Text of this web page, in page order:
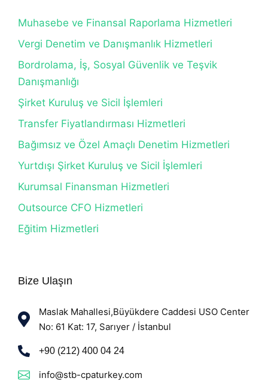
Muhasebe ve Finansal Raporlama Hizmetleri
Vergi Denetim ve Danışmanlık Hizmetleri
Bordrolama, İş, Sosyal Güvenlik ve Teşvik
Danışmanlığı
Şirket Kuruluş ve Sicil İşlemleri
Transfer Fiyatlandırması Hizmetleri
Bağımsız ve Özel Amaçlı Denetim Hizmetleri
Yurtdışı Şirket Kuruluş ve Sicil İşlemleri
Kurumsal Finansman Hizmetleri
Outsource CFO Hizmetleri
Eğitim Hizmetleri
Bize Ulaşın
Maslak Mahallesi,Büyükdere Caddesi USO Center
No: 61 Kat: 17, Sarıyer / İstanbul
+90 (212) 400 04 24
info@stb-cpaturkey.com